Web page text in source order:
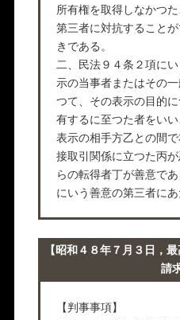
所有権を取得しなかつ
第三者に対抗すること
きである。
二、民法９４条２項に
示の当事者またはその
つて、その表示の目的
有するに至つた者をい
表示の相手方乙との間
接取引関係に立つた丙
らの転得者丁が善意で
にいう善意の第三者にあ
【昭和４８年７月３日，
請
【判事事項】